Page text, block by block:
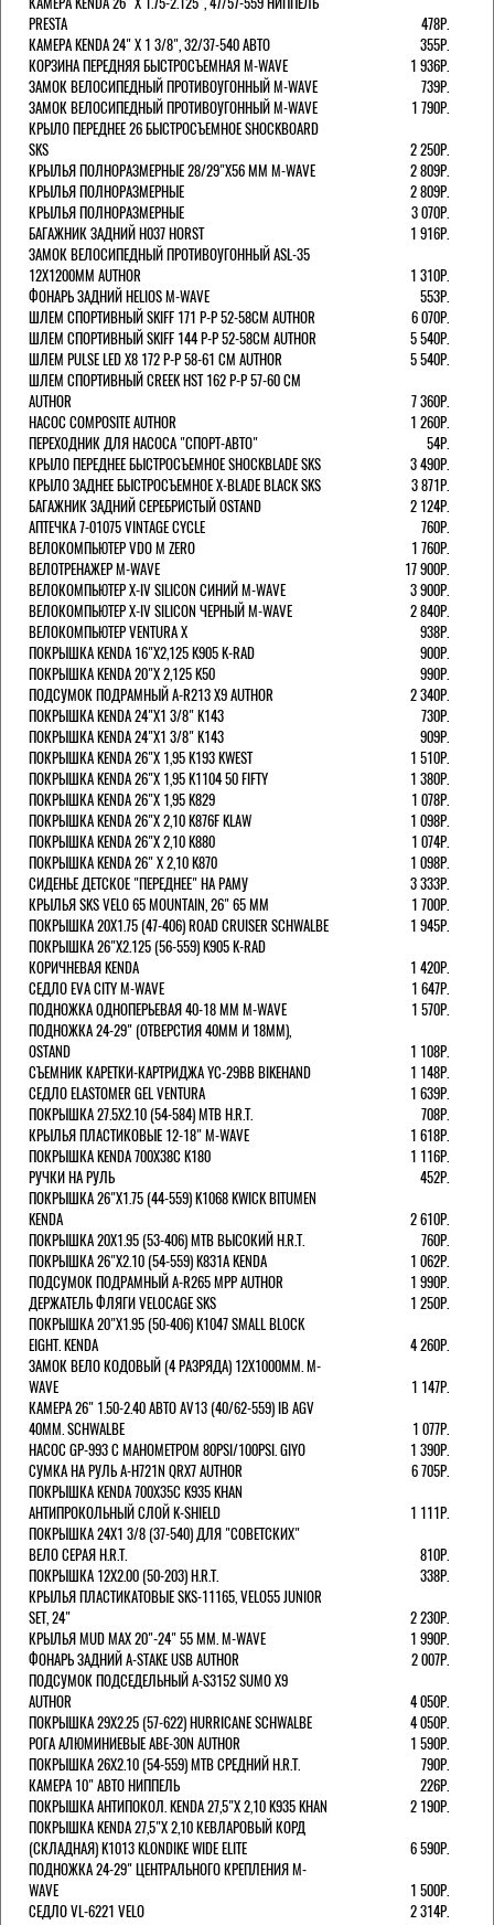
PRESTA
478Р.
КАМЕРА KENDA 24" Х 1 3/8", 32/37-540 АВТО
355Р.
КОРЗИНА ПЕРЕДНЯЯ БЫСТРОСЪЕМНАЯ M-WAVE
1 936Р.
ЗАМОК ВЕЛОСИПЕДНЫЙ ПРОТИВОУГОННЫЙ M-WAVE
739Р.
ЗАМОК ВЕЛОСИПЕДНЫЙ ПРОТИВОУГОННЫЙ M-WAVE
1 790Р.
КРЫЛО ПЕРЕДНЕЕ 26 БЫСТРОСЪЕМНОЕ SHOCKBOARD
SKS
2 250Р.
КРЫЛЬЯ ПОЛНОРАЗМЕРНЫЕ 28/29"Х56 ММ M-WAVE
2 809Р.
КРЫЛЬЯ ПОЛНОРАЗМЕРНЫЕ
2 809Р.
КРЫЛЬЯ ПОЛНОРАЗМЕРНЫЕ
3 070Р.
БАГАЖНИК ЗАДНИЙ H037 HORST
1 916Р.
ЗАМОК ВЕЛОСИПЕДНЫЙ ПРОТИВОУГОННЫЙ ASL-35
12Х1200ММ AUTHOR
1 310Р.
ФОНАРЬ ЗАДНИЙ HELIOS M-WAVE
553Р.
ШЛЕМ СПОРТИВНЫЙ SKIFF 171 Р-Р 52-58СМ AUTHOR
6 070Р.
ШЛЕМ СПОРТИВНЫЙ SKIFF 144 Р-Р 52-58СМ AUTHOR
5 540Р.
ШЛЕМ PULSE LED X8 172 Р-Р 58-61 СМ AUTHOR
5 540Р.
ШЛЕМ СПОРТИВНЫЙ CREEK HST 162 Р-Р 57-60 СМ
AUTHOR
7 360Р.
НАСОС COMPOSITE AUTHOR
1 260Р.
ПЕРЕХОДНИК ДЛЯ НАСОСА "СПОРТ-АВТО"
54Р.
КРЫЛО ПЕРЕДНЕЕ БЫСТРОСЪЕМНОЕ SHOCKBLADE SKS
3 490Р.
КРЫЛО ЗАДНЕЕ БЫСТРОСЪЕМНОЕ X-BLADE BLACK SKS
3 871Р.
БАГАЖНИК ЗАДНИЙ СЕРЕБРИСТЫЙ OSTAND
2 124Р.
АПТЕЧКА 7-01075 VINTAGE CYCLE
760Р.
ВЕЛОКОМПЬЮТЕР VDO M ZERO
1 760Р.
ВЕЛОТРЕНАЖЕР M-WAVE
17 900Р.
ВЕЛОКОМПЬЮТЕР X-IV SILICON СИНИЙ M-WAVE
3 900Р.
ВЕЛОКОМПЬЮТЕР X-IV SILICON ЧЕРНЫЙ M-WAVE
2 840Р.
ВЕЛОКОМПЬЮТЕР VENTURA Х
938Р.
ПОКРЫШКА KENDA 16"Х2,125 K905 K-RAD
900Р.
ПОКРЫШКА KENDA 20"Х 2,125 K50
990Р.
ПОДСУМОК ПОДРАМНЫЙ A-R213 X9 AUTHOR
2 340Р.
ПОКРЫШКА KENDA 24"Х1 3/8" K143
730Р.
ПОКРЫШКА KENDA 24"Х1 3/8" K143
909Р.
ПОКРЫШКА KENDA 26"Х 1,95 K193 KWEST
1 510Р.
ПОКРЫШКА KENDA 26"Х 1,95 K1104 50 FIFTY
1 380Р.
ПОКРЫШКА KENDA 26"Х 1,95 K829
1 078Р.
ПОКРЫШКА KENDA 26"Х 2,10 K876F KLAW
1 098Р.
ПОКРЫШКА KENDA 26"Х 2,10 K880
1 074Р.
ПОКРЫШКА KENDA 26" Х 2,10 K870
1 098Р.
СИДЕНЬЕ ДЕТСКОЕ "ПЕРЕДНЕЕ" НА РАМУ
3 333Р.
КРЫЛЬЯ SKS VELO 65 MOUNTAIN, 26" 65 ММ
1 700Р.
ПОКРЫШКА 20X1.75 (47-406) ROAD CRUISER SCHWALBE
1 945Р.
ПОКРЫШКА 26"Х2.125 (56-559) K905 K-RAD
КОРИЧНЕВАЯ KENDA
1 420Р.
СЕДЛО EVA CITY M-WAVE
1 647Р.
ПОДНОЖКА ОДНОПЕРЬЕВАЯ 40-18 ММ M-WAVE
1 570Р.
ПОДНОЖКА 24-29" (ОТВЕРСТИЯ 40ММ И 18ММ),
OSTAND
1 108Р.
СЪЕМНИК КАРЕТКИ-КАРТРИДЖА YC-29BB BIKEHAND
1 148Р.
СЕДЛО ELASTOMER GEL VENTURA
1 639Р.
ПОКРЫШКА 27.5X2.10 (54-584) MTB H.R.T.
708Р.
КРЫЛЬЯ ПЛАСТИКОВЫЕ 12-18" M-WAVE
1 618Р.
ПОКРЫШКА KENDA 700Х38С K180
1 116Р.
РУЧКИ НА РУЛЬ
452Р.
ПОКРЫШКА 26"Х1.75 (44-559) K1068 KWICK BITUMEN
KENDA
2 610Р.
ПОКРЫШКА 20X1.95 (53-406) MTB ВЫСОКИЙ H.R.T.
760Р.
ПОКРЫШКА 26"Х2.10 (54-559) K831A KENDA
1 062Р.
ПОДСУМОК ПОДРАМНЫЙ A-R265 MPP AUTHOR
1 990Р.
ДЕРЖАТЕЛЬ ФЛЯГИ VELOCAGE SKS
1 250Р.
ПОКРЫШКА 20"Х1.95 (50-406) K1047 SMALL BLOCK
EIGHT. KENDA
4 260Р.
ЗАМОК ВЕЛО КОДОВЫЙ (4 РАЗРЯДА) 12Х1000ММ. M-
WAVE
1 147Р.
КАМЕРА 26" 1.50-2.40 АВТО AV13 (40/62-559) IB AGV
40MM. SCHWALBE
1 077Р.
НАСОС GP-993 С МАНОМЕТРОМ 80PSI/100PSI. GIYO
1 390Р.
СУМКА НА РУЛЬ A-H721N QRX7 AUTHOR
6 705Р.
ПОКРЫШКА KENDA 700Х35С K935 KHAN
АНТИПРОКОЛЬНЫЙ СЛОЙ K-SHIELD
1 111Р.
ПОКРЫШКА 24X1 3/8 (37-540) ДЛЯ "СОВЕТСКИХ"
ВЕЛО СЕРАЯ H.R.T.
810Р.
ПОКРЫШКА 12X2.00 (50-203) H.R.T.
338Р.
КРЫЛЬЯ ПЛАСТИКАТОВЫЕ SKS-11165, VELO55 JUNIOR
SET, 24"
2 230Р.
КРЫЛЬЯ MUD MAX 20"-24" 55 ММ. M-WAVE
1 990Р.
ФОНАРЬ ЗАДНИЙ A-STAKE USB AUTHOR
2 007Р.
ПОДСУМОК ПОДСЕДЕЛЬНЫЙ A-S3152 SUMO X9
AUTHOR
4 050Р.
ПОКРЫШКА 29X2.25 (57-622) HURRICANE SCHWALBE
4 050Р.
РОГА АЛЮМИНИЕВЫЕ ABE-30N AUTHOR
1 590Р.
ПОКРЫШКА 26X2.10 (54-559) MTB СРЕДНИЙ H.R.T.
790Р.
КАМЕРА 10" АВТО НИППЕЛЬ
226Р.
ПОКРЫШКА АНТИПОКОЛ. KENDA 27,5"Х 2,10 K935 KHAN
2 190Р.
ПОКРЫШКА KENDA 27,5"Х 2,10 КЕВЛАРОВЫЙ КОРД
(СКЛАДНАЯ) K1013 KLONDIKE WIDE ELITE
6 590Р.
ПОДНОЖКА 24-29" ЦЕНТРАЛЬНОГО КРЕПЛЕНИЯ M-
WAVE
1 500Р.
СЕДЛО VL-6221 VELO
2 314Р.